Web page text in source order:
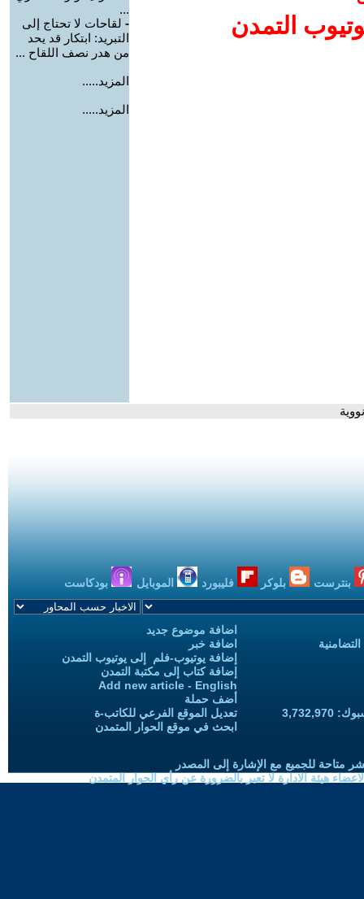
التمدن
...
- لقاحات لا تحتاج إلى
التبريد: ابتكار قد يحد
من هدر نصف اللقاح ...
المزيد.....
المزيد.....
بنترست بلوكر فليبورد الموبايل بودكاست
اضافة موضوع جديد
اضافة خبر
إضافة يوتيوب-فلم إلى يوتيوب التمدن
إضافة كتاب إلى مكتبة التمدن
Add new article - English
أضف حملة
تعديل الموقع الفرعي للكاتب-ة
ابحث في موقع الحوار المتمدن
متاحة للجميع مع الإشارة إلى المصدر
هيئة الادارة لا تعبر بالضرورة عن رأي الحوار المتمدن